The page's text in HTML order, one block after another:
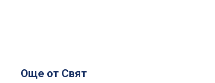
Още от Свят